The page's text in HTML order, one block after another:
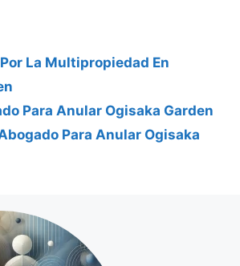
La Multipropiedad En
Para Anular Ogisaka Garden
Para Anular Ogisaka